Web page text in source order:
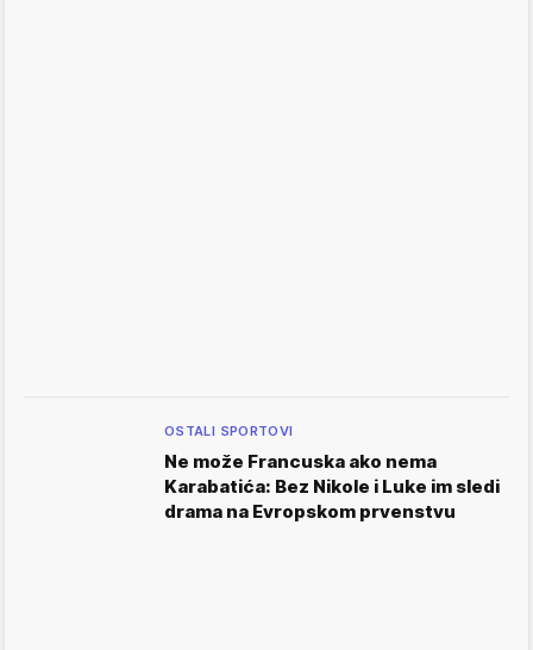
OSTALI SPORTOVI
Ne može Francuska ako nema
Karabatića: Bez Nikole i Luke im sledi
drama na Evropskom prvenstvu